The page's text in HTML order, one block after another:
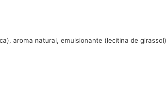
aroma natural, emulsionante (lecitina de